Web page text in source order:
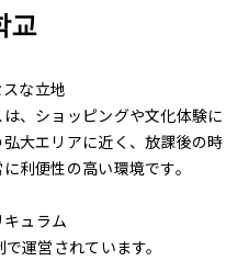
교
な立地
、ショッピングや文化体験に
大エリアに近く、放課後の時
利便性の高い環境です。
ュラム
運営されています。